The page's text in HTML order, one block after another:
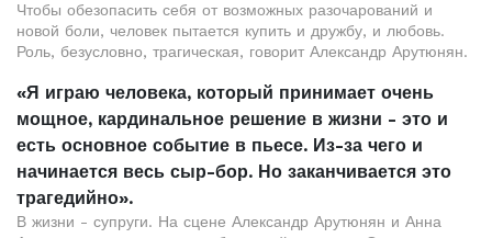
Чтобы обезопасить себя от возможных разочарований и
новой боли, человек пытается купить и дружбу, и любовь.
Роль, безусловно, трагическая, говорит Александр Арутюнян.
«Я играю человека, который принимает очень
мощное, кардинальное решение в жизни - это и
есть основное событие в пьесе. Из-за чего и
начинается весь сыр-бор. Но заканчивается это
трагедийно».
В жизни - супруги. На сцене Александр Арутюнян и Анна